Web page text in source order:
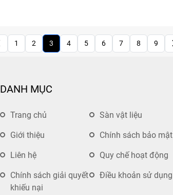
1 2 3 4 5 6 7 8 9
DANH MỤC
Trang chủ Sàn vật liệu
Giới thiệu Chính sách bảo mật
Liên hệ Quy chế hoạt động
Chính sách giải quyết
khiếu nại
Điều khoản sử dụng